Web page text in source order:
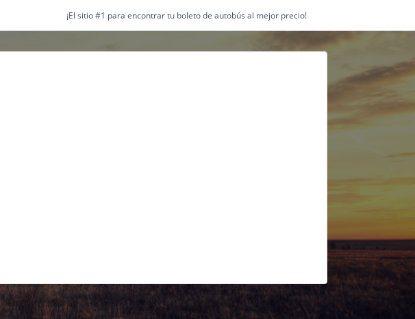
¡El sitio #1 para encontrar tu boleto de autobús al mejor precio!